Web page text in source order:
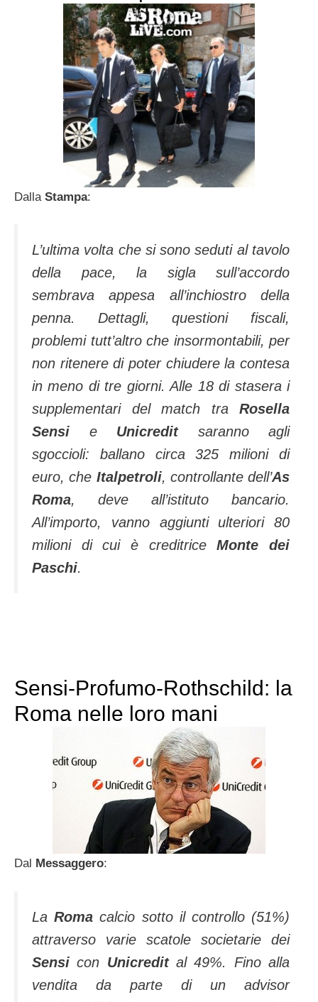
DallaStampa:
L’ultima volta che si sono seduti al tavolo
della pace, la sigla sull’accordo
sembrava appesa all’inchiostro della
penna. Dettagli, questioni fiscali,
problemi tutt’altro che insormontabili, per
non ritenere di poter chiudere la contesa
in meno di tre giorni. Alle 18 di stasera i
supplementari del match tra Rosella
Sensi e Unicreditsaranno agli
sgoccioli: ballano circa 325 milioni di
euro, che Italpetroli, controllante dell’As
Roma, deve all’istituto bancario.
All’importo, vanno aggiunti ulteriori 80
milioni di cui è creditriceMonte dei
Paschi.
Sensi-Profumo-Rothschild: la
Roma nelle loro mani
Dal Messaggero:
LaRoma calcio sotto il controllo (51%)
attraverso varie scatole societarie dei
Sensicon Unicredital 49%. Fino alla
vendita da parte di un advisor